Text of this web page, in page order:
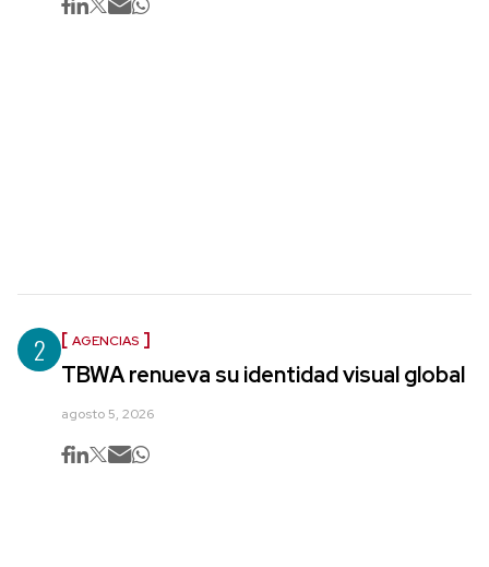
2 AGENCIAS
TBWA renueva su identidad visual global
agosto 5, 2026